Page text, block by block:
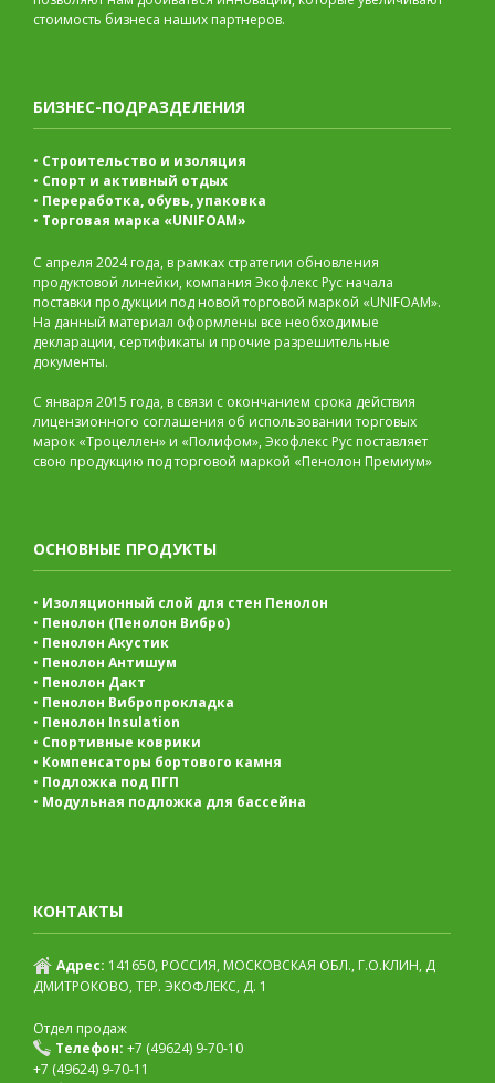
стоимость бизнеса наших партнеров.
БИЗНЕС-ПОДРАЗДЕЛЕНИЯ
• Строительство и изоляция
• Спорт и активный отдых
• Переработка, обувь, упаковка
• Торговая марка «UNIFOAM»
С апреля 2024 года, в рамках стратегии обновления
продуктовой линейки, компания Экофлекс Рус начала
поставки продукции под новой торговой маркой «UNIFOAM».
На данный материал оформлены все необходимые
декларации, сертификаты и прочие разрешительные
документы.
С января 2015 года, в связи с окончанием срока действия
лицензионного соглашения об использовании торговых
марок «Троцеллен» и «Полифом», Экофлекс Рус поставляет
свою продукцию под торговой маркой «Пенолон Премиум»
ОСНОВНЫЕ ПРОДУКТЫ
• Изоляционный слой для стен Пенолон
• Пенолон (Пенолон Вибро)
• Пенолон Акустик
• Пенолон Антишум
• Пенолон Дакт
• Пенолон Вибропрокладка
• Пенолон Insulation
• Спортивные коврики
• Компенсаторы бортового камня
• Подложка под ПГП
• Модульная подложка для бассейна
КОНТАКТЫ
Адрес: 141650, РОССИЯ, МОСКОВСКАЯ ОБЛ., Г.О.КЛИН, Д
ДМИТРОКОВО, ТЕР. ЭКОФЛЕКС, Д. 1
Отдел продаж
Телефон: +7 (49624) 9-70-10
+7 (49624) 9-70-11